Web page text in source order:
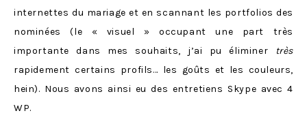
internettes du mariage et en scannant les portfolios des
nominées (le « visuel » occupant une part très
importante dans mes souhaits, j’ai pu éliminer
très
rapidement certains profils… les goûts et les couleurs,
hein). Nous avons ainsi eu des entretiens Skype avec 4
WP.